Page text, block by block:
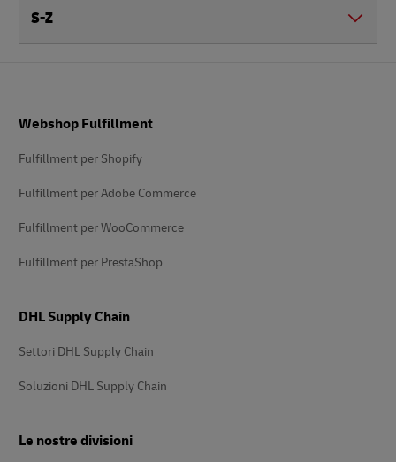
S-Z
di
Webshop Fulfillment
Fulfillment per Shopify
Fulfillment per Adobe Commerce
Fulfillment per WooCommerce
Fulfillment per PrestaShop
DHL Supply Chain
Settori DHL Supply Chain
Soluzioni DHL Supply Chain
Le nostre divisioni